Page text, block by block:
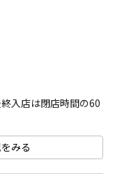
入店は閉店時間の60
みる